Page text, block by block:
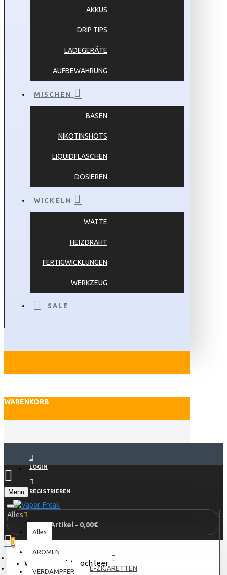
AKKUS
DRIP TIPS
LADEGERÄTE
AUFBEWAHRUNG
MISCHEN
BASEN
NIKOTINSHOTS
LIQUIDFLASCHEN
DOSIEREN
WICKELN
WATTE
HEIZDRAHT
FERTIGWICKLUNGEN
WERKZEUG
SALE
WARENKORB
LOGIN
REGISTRIEREN
Menu
0 Artikel - 0,00€
0
Warenkorb ist noch leer
Alles
Alles
AROMEN
VERDAMPFER E-ZIGARETTEN